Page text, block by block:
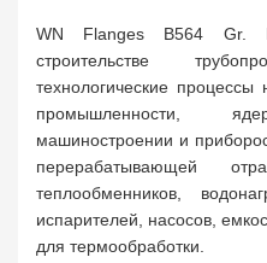
WN Flanges B564 Gr.
строительстве
технологические
промышленности,
машиностроении и
перерабатывающей
теплообменников,
испарителей, насосов,
для термообработки.